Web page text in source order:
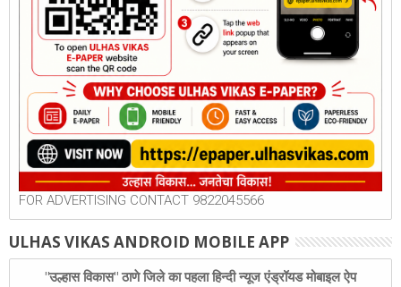
FOR ADVERTISING CONTACT 9822045566
ULHAS VIKAS ANDROID MOBILE APP
"उल्हास विकास" ठाणे जिले का पहला हिन्दी न्यूज एंड्रॉयड मोबाइल ऐप